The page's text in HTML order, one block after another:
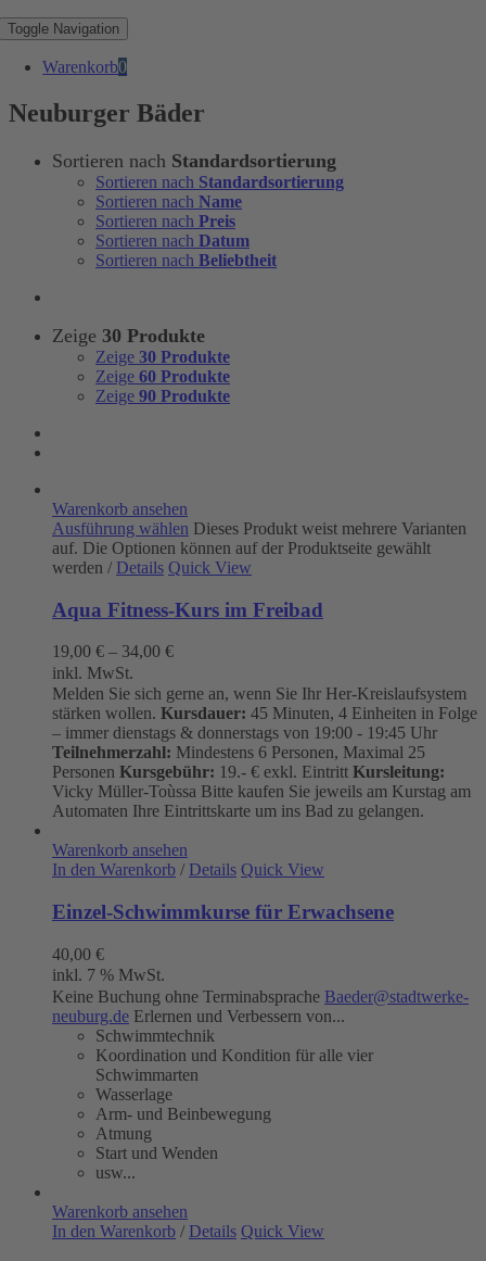
Toggle Navigation
Warenkorb0
Neuburger Bäder
Sortieren nach Standardsortierung
Sortieren nach Standardsortierung
Sortieren nach Name
Sortieren nach Preis
Sortieren nach Datum
Sortieren nach Beliebtheit
Zeige 30 Produkte
Zeige 30 Produkte
Zeige 60 Produkte
Zeige 90 Produkte
Warenkorb ansehen
Ausführung wählen Dieses Produkt weist mehrere Varianten
auf. Die Optionen können auf der Produktseite gewählt
werden / Details Quick View
Aqua Fitness-Kurs im Freibad
19,00 € – 34,00 €
inkl. MwSt.
Melden Sie sich gerne an, wenn Sie Ihr Her-Kreislaufsystem
stärken wollen. Kursdauer: 45 Minuten, 4 Einheiten in Folge
– immer dienstags & donnerstags von 19:00 - 19:45 Uhr
Teilnehmerzahl: Mindestens 6 Personen, Maximal 25
Personen Kursgebühr: 19.- € exkl. Eintritt Kursleitung:
Vicky Müller-Toùssa Bitte kaufen Sie jeweils am Kurstag am
Automaten Ihre Eintrittskarte um ins Bad zu gelangen.
Warenkorb ansehen
In den Warenkorb / Details Quick View
Einzel-Schwimmkurse für Erwachsene
40,00 €
inkl. 7 % MwSt.
Keine Buchung ohne Terminabsprache Baeder@stadtwerke-
neuburg.de Erlernen und Verbessern von...
Schwimmtechnik
Koordination und Kondition für alle vier
Schwimmarten
Wasserlage
Arm- und Beinbewegung
Atmung
Start und Wenden
usw...
Warenkorb ansehen
In den Warenkorb / Details Quick View